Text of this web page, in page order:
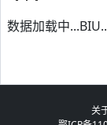
数据加载中
关